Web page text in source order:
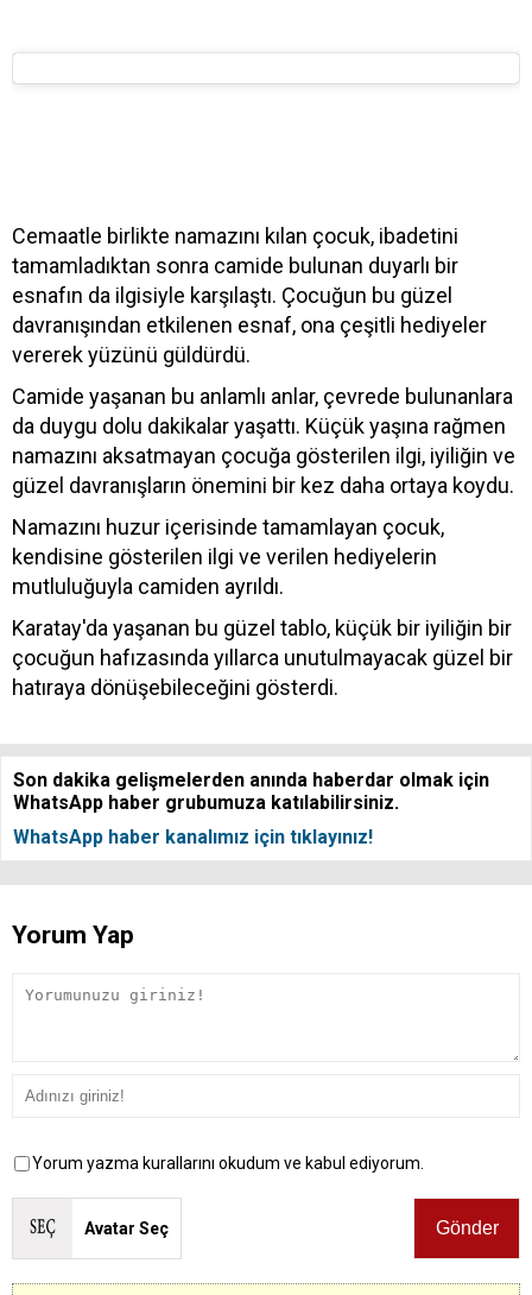
Cemaatle birlikte namazını kılan çocuk, ibadetini
tamamladıktan sonra camide bulunan duyarlı bir
esnafın da ilgisiyle karşılaştı. Çocuğun bu güzel
davranışından etkilenen esnaf, ona çeşitli hediyeler
vererek yüzünü güldürdü.
Camide yaşanan bu anlamlı anlar, çevrede bulunanlara
da duygu dolu dakikalar yaşattı. Küçük yaşına rağmen
namazını aksatmayan çocuğa gösterilen ilgi, iyiliğin ve
güzel davranışların önemini bir kez daha ortaya koydu.
Namazını huzur içerisinde tamamlayan çocuk,
kendisine gösterilen ilgi ve verilen hediyelerin
mutluluğuyla camiden ayrıldı.
Karatay'da yaşanan bu güzel tablo, küçük bir iyiliğin bir
çocuğun hafızasında yıllarca unutulmayacak güzel bir
hatıraya dönüşebileceğini gösterdi.
Son dakika gelişmelerden anında haberdar olmak için
WhatsApp haber grubumuza katılabilirsiniz.
WhatsApp haber kanalımız için tıklayınız!
Yorum Yap
Yorum yazma kurallarını okudum ve kabul ediyorum.
Avatar Seç